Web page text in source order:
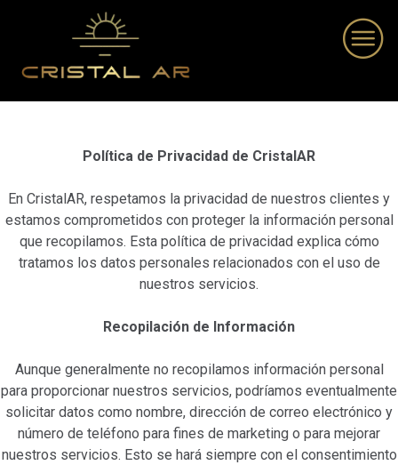
Política de Privacidad de CristalAR
En CristalAR, respetamos la privacidad de nuestros clientes y
estamos comprometidos con proteger la información personal
que recopilamos. Esta política de privacidad explica cómo
tratamos los datos personales relacionados con el uso de
nuestros servicios.
Recopilación de Información
Aunque generalmente no recopilamos información personal
para proporcionar nuestros servicios, podríamos eventualmente
solicitar datos como nombre, dirección de correo electrónico y
número de teléfono para fines de marketing o para mejorar
nuestros servicios. Esto se hará siempre con el consentimiento